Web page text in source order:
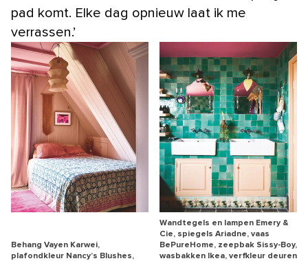
pad komt. Elke dag opnieuw laat ik me
verrassen.’
Behang Vayen Karwei,
plafondkleur Nancy’s Blushes,
Wandtegels en lampen Emery &
Cie, spiegels Ariadne, vaas
BePureHome, zeepbak Sissy-Boy,
wasbakken Ikea, verfkleur deuren